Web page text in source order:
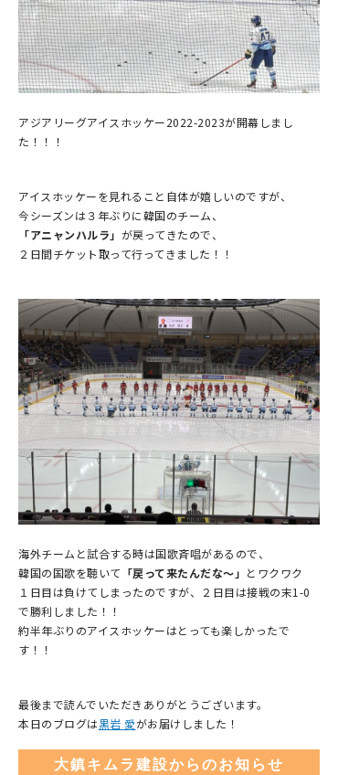
アジアリーグアイスホッケー2022-2023が開幕しまし
た！！！
アイスホッケーを見れること自体が嬉しいのですが、
今シーズンは３年ぶりに韓国のチーム、
「アニャンハルラ」 が戻ってきたので、
２日間チケット取って行ってきました！！
海外チームと試合する時は国歌斉唱があるので、
韓国の国歌を聴いて 「戻って来たんだな～」 とワクワク
１日目は負けてしまったのですが、２日目は接戦の末1-0
で勝利しました！！
約半年ぶりのアイスホッケーはとっても楽しかったで
す！！
最後まで読んでいただきありがとうございます。
本日のブログは黒岩 愛がお届けしました！
大鎮キムラ建設からのお知らせ